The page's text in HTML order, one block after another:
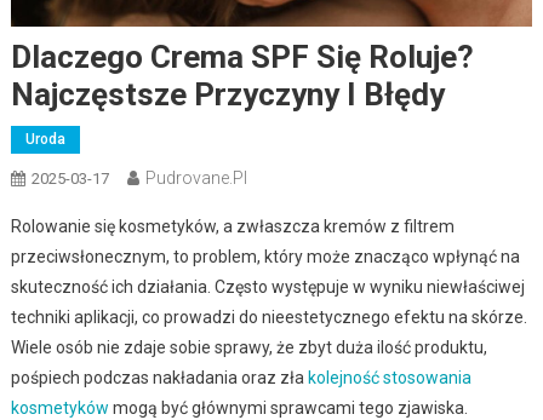
Dlaczego Crema SPF Się Roluje?
Najczęstsze Przyczyny I Błędy
Uroda
2025-03-17 Pudrovane.pl
Rolowanie się kosmetyków, a zwłaszcza kremów z filtrem
przeciwsłonecznym, to problem, który może znacząco wpłynąć na
skuteczność ich działania. Często występuje w wyniku niewłaściwej
techniki aplikacji, co prowadzi do nieestetycznego efektu na skórze.
Wiele osób nie zdaje sobie sprawy, że zbyt duża ilość produktu,
pośpiech podczas nakładania oraz zła kolejność stosowania
kosmetyków mogą być głównymi sprawcami tego zjawiska.